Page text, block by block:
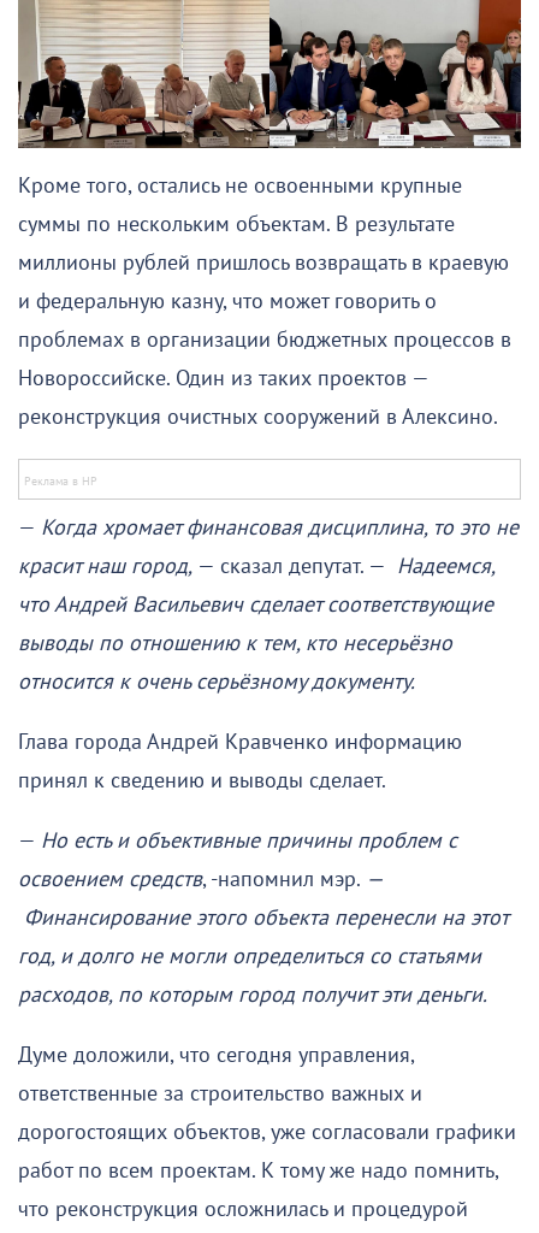
Кроме того, остались не освоенными крупные
суммы по нескольким объектам. В результате
миллионы рублей пришлось возвращать в краевую
и федеральную казну, что может говорить о
проблемах в организации бюджетных процессов в
Новороссийске. Один из таких проектов —
реконструкция очистных сооружений в Алексино.
— Когда хромает финансовая дисциплина, то это не
красит наш город, — сказал депутат. — Надеемся,
что Андрей Васильевич сделает соответствующие
выводы по отношению к тем, кто несерьёзно
относится к очень серьёзному документу.
Глава города Андрей Кравченко информацию
принял к сведению и выводы сделает.
— Но есть и объективные причины проблем с
освоением средств, -напомнил мэр. —
Финансирование этого объекта перенесли на этот
год, и долго не могли определиться со статьями
расходов, по которым город получит эти деньги.
Думе доложили, что сегодня управления,
ответственные за строительство важных и
дорогостоящих объектов, уже согласовали графики
работ по всем проектам. К тому же надо помнить,
что реконструкция осложнилась и процедурой